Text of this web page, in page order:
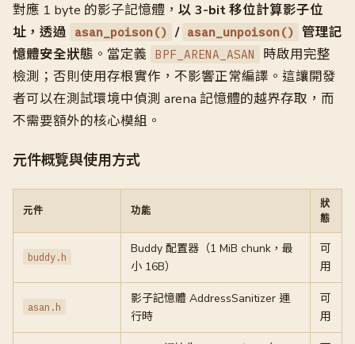
對應 1 byte 的影子記憶體， 以 3-bit 移位計算影子位
址，透過
asan_poison() / asan_unpoison() 管理記
憶體安全狀態 。當定義 BPF_ARENA_ASAN
時啟用完整
檢測；否則使用存根實作，不影響正常編譯。這讓開發
者可以在測試環境中偵測 arena 記憶體的越界存取，而
不需要額外的核心模組。
元件概覽與使用方式
元件 功能
狀
態
buddy.h
Buddy 配置器（1 MiB chunk，最
小 16B）
可
用
asan.h
影子記憶體 AddressSanitizer 運
行時
可
用